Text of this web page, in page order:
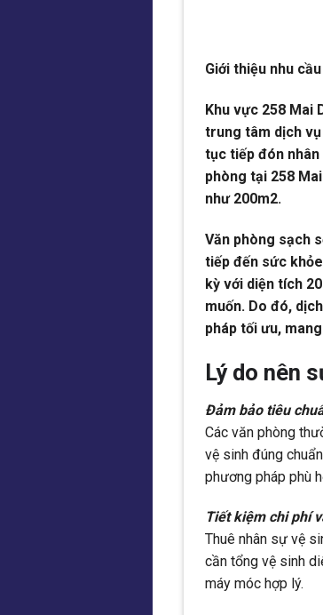
Giới thiệu nhu
Khu vực 258 Mai
trung tâm dịch
tục tiếp đón nhân
phòng tại 258
như 200m2.
Văn phòng sạch
tiếp đến sức
kỳ với diện tích
muốn. Do đó,
pháp tối ưu,
Lý do nên
Đảm bảo tiêu
Các văn phòng
vệ sinh đúng
phương pháp phù
Tiết kiệm chi phí
Thuê nhân sự vệ
cần tổng vệ sinh
máy móc hợp lý.